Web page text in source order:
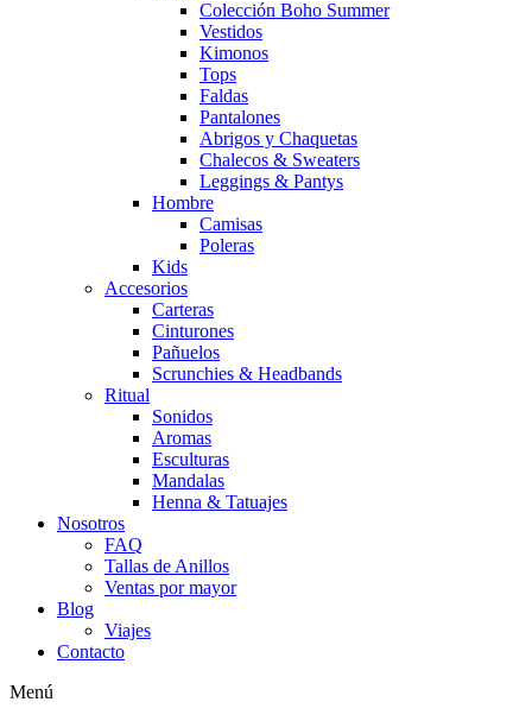
Colección Boho Summer
Vestidos
Kimonos
Tops
Faldas
Pantalones
Abrigos y Chaquetas
Chalecos & Sweaters
Leggings & Pantys
Hombre
Camisas
Poleras
Kids
Accesorios
Carteras
Cinturones
Pañuelos
Scrunchies & Headbands
Ritual
Sonidos
Aromas
Esculturas
Mandalas
Henna & Tatuajes
Nosotros
FAQ
Tallas de Anillos
Ventas por mayor
Blog
Viajes
Contacto
Menú